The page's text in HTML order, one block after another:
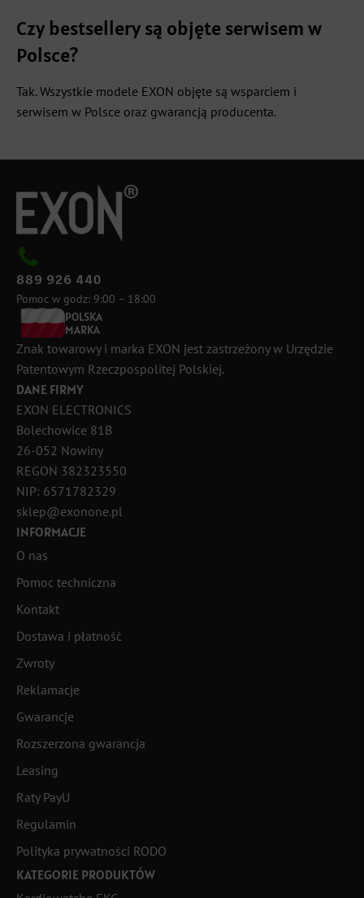
Czy bestsellery są objęte serwisem w
Polsce?
Tak. Wszystkie modele EXON objęte są wsparciem i
serwisem w Polsce oraz gwarancją producenta.
889 926 440
Pomoc w godz: 9:00 – 18:00
POLSKA
MARKA
Znak towarowy i marka EXON jest zastrzeżony w Urzędzie
Patentowym Rzeczpospolitej Polskiej.
DANE FIRMY
EXON ELECTRONICS
Bolechowice 81B
26-052 Nowiny
REGON 382323550
NIP: 6571782329
sklep@exonone.pl
INFORMACJE
O nas
Pomoc techniczna
Kontakt
Dostawa i płatność
Zwroty
Reklamacje
Gwarancje
Rozszerzona gwarancja
Leasing
Raty PayU
Regulamin
Polityka prywatności RODO
KATEGORIE PRODUKTÓW